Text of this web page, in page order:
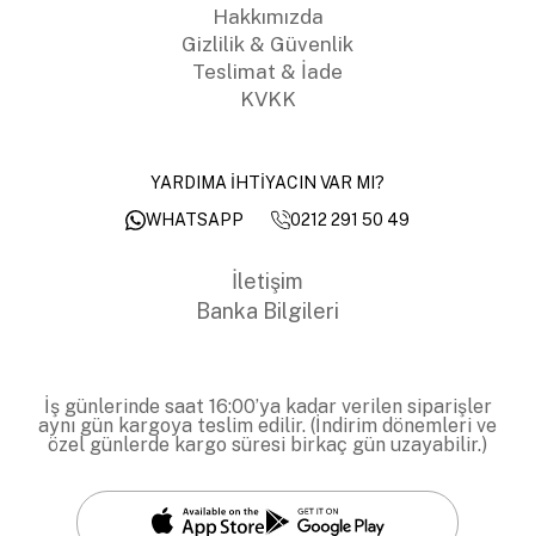
Hakkımızda
Gizlilik & Güvenlik
Teslimat & İade
KVKK
YARDIMA İHTİYACIN VAR MI?
WHATSAPP
0212 291 50 49
İletişim
Banka Bilgileri
İş günlerinde saat 16:00’ya kadar verilen siparişler
aynı gün kargoya teslim edilir. (İndirim dönemleri ve
özel günlerde kargo süresi birkaç gün uzayabilir.)